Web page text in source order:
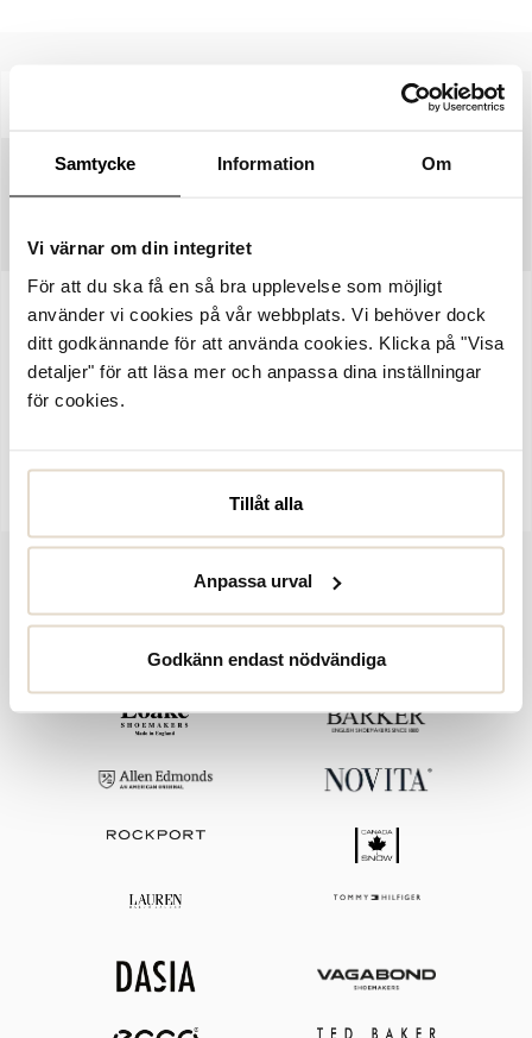
Samtycke Information Om
Vi värnar om din integritet
För att du ska få en så bra upplevelse som möjligt
använder vi cookies på vår webbplats. Vi behöver dock
ditt godkännande för att använda cookies. Klicka på "Visa
detaljer" för att läsa mer och anpassa dina inställningar
för cookies.
Tillåt alla
Anpassa urval
Godkänn endast nödvändiga
SPECIFIKATIONER
STORLEKSGUIDE
SKÖTSELRÅD
Artikelnummer: 1053573
Ginger, sandaletter från Dasia i mjuk, svart mocka. Bred rem
framtill samt assymetrisk rem från insidan över vristen, rem med
skinn, flexibel yttersula i gummi för bra grepp.